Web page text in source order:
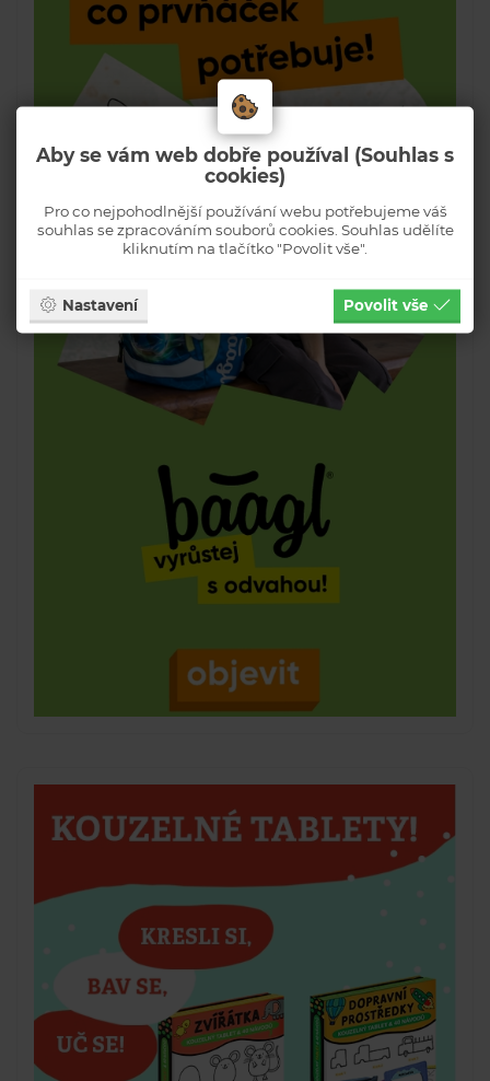
Aby se vám web dobře používal (Souhlas s
cookies)
Pro co nejpohodlnější používání webu potřebujeme váš
souhlas se zpracováním souborů cookies. Souhlas udělíte
kliknutím na tlačítko "Povolit vše".
Nastavení Povolit vše